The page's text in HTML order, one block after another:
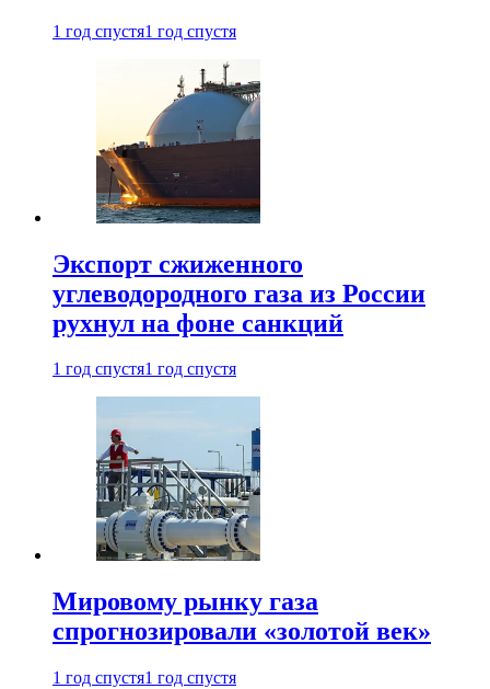
1 год спустя1 год спустя
Экспорт сжиженного
углеводородного газа из России
рухнул на фоне санкций
1 год спустя1 год спустя
Мировому рынку газа
спрогнозировали «золотой век»
1 год спустя1 год спустя